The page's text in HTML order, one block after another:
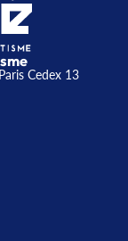
Cedex 13